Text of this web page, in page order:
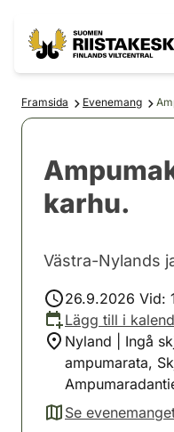
Framsida Evenemang
karhu.
Västra-Nylands
26.9.2026 Vid:
Lägg till i
Nyland | Ingå
ampumarata,
Se
(avautuu uuteen